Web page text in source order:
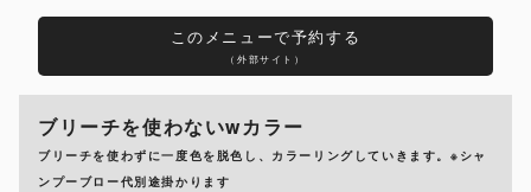
このメニューで予約する
（外部サイト）
ブリーチを使わないwカラー
ブリーチを使わずに一度色を脱色し、カラーリングしていきます。※シャ
ンプーブロー代別途掛かります